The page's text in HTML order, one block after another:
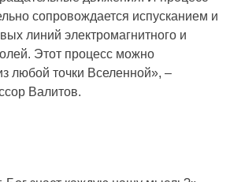
сопровождается испусканием и
линий электромагнитного и
Этот процесс можно
любой точки Вселенной», –
Валитов.